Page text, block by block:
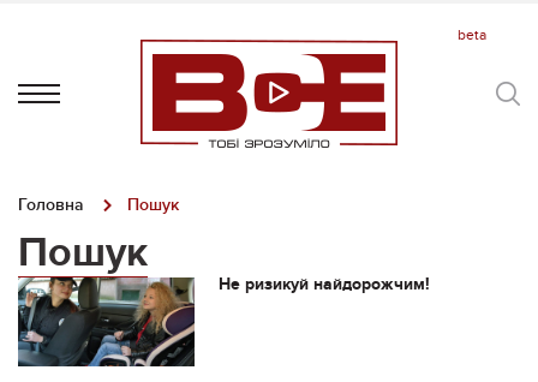
Головна Пошук
Пошук
Не ризикуй найдорожчим!